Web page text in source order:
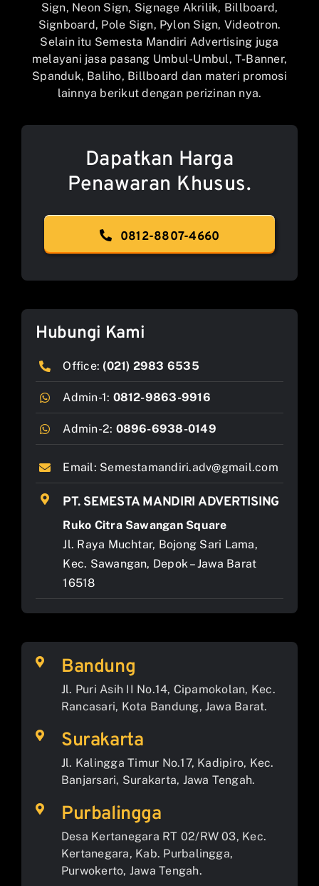
Sign, Neon Sign, Signage Akrilik, Billboard,
Signboard, Pole Sign, Pylon Sign, Videotron.
Selain itu Semesta Mandiri Advertising juga
melayani jasa pasang Umbul-Umbul, T-Banner,
Spanduk, Baliho, Billboard dan materi promosi
lainnya berikut dengan perizinan nya.
Dapatkan Harga
Penawaran Khusus.
0812-8807-4660
Hubungi Kami
Office: (021) 2983 6535
Admin-1: 0812-9863-9916
Admin-2: 0896-6938-0149
Email: Semestamandiri.adv@gmail.com
PT. SEMESTA MANDIRI ADVERTISING
Ruko Citra Sawangan Square
Jl. Raya Muchtar, Bojong Sari Lama,
Kec. Sawangan, Depok – Jawa Barat
16518
Bandung
Jl. Puri Asih II No.14, Cipamokolan, Kec.
Rancasari, Kota Bandung, Jawa Barat.
Surakarta
Jl. Kalingga Timur No.17, Kadipiro, Kec.
Banjarsari, Surakarta, Jawa Tengah.
Purbalingga
Desa Kertanegara RT 02/RW 03, Kec.
Kertanegara, Kab. Purbalingga,
Purwokerto, Jawa Tengah.